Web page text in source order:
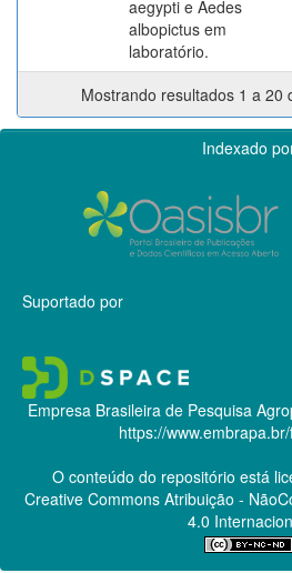
aegypti e Aedes
albopictus em
laboratório.
Mostrando resultados 1 a 20
Indexado
Suportado por
Empresa Brasileira de Pesquisa
https://
O conteúdo do repositório está
Creative CommonsAtribuição -
4.0